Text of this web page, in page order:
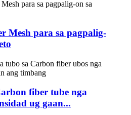
Mesh para sa pagpalig-
fiber tube nga
ug gaan...